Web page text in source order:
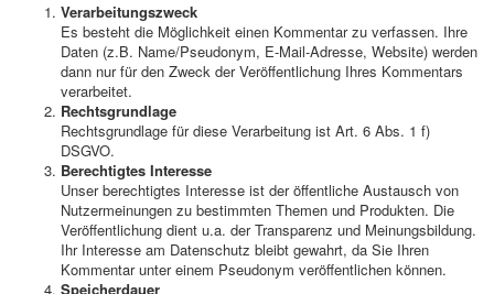
Verarbeitungszweck
Es besteht die Möglichkeit einen Kommentar zu verfassen. Ihre
Daten (z.B. Name/Pseudonym, E-Mail-Adresse, Website) werden
dann nur für den Zweck der Veröffentlichung Ihres Kommentars
verarbeitet.
Rechtsgrundlage
Rechtsgrundlage für diese Verarbeitung ist Art. 6 Abs. 1 f)
DSGVO.
Berechtigtes Interesse
Unser berechtigtes Interesse ist der öffentliche Austausch von
Nutzermeinungen zu bestimmten Themen und Produkten. Die
Veröffentlichung dient u.a. der Transparenz und Meinungsbildung.
Ihr Interesse am Datenschutz bleibt gewahrt, da Sie Ihren
Kommentar unter einem Pseudonym veröffentlichen können.
Speicherdauer